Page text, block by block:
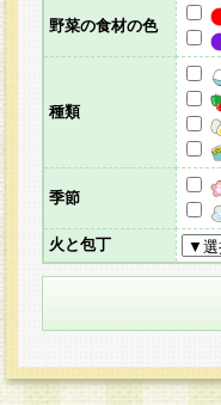
野菜の食材の色
種類
季節
火と包丁